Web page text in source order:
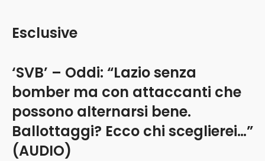
‘SVB’ – Oddi: “Lazio senza
bomber ma con attaccanti che
possono alternarsi bene.
Ballottaggi? Ecco chi sceglierei…”
(AUDIO)
Esclusive